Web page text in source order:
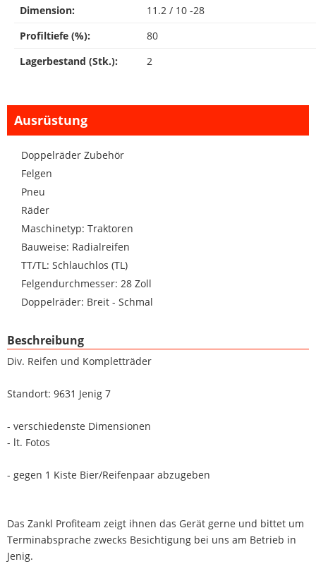
Dimension:
11.2 / 10 -28
Profiltiefe (%):
80
Lagerbestand (Stk.):
2
Ausrüstung
Doppelräder Zubehör
Felgen
Pneu
Räder
Maschinetyp: Traktoren
Bauweise: Radialreifen
TT/TL: Schlauchlos (TL)
Felgendurchmesser: 28 Zoll
Doppelräder: Breit - Schmal
Beschreibung
Div. Reifen und Kompletträder
Standort: 9631 Jenig 7
- verschiedenste Dimensionen
- lt. Fotos
- gegen 1 Kiste Bier/Reifenpaar abzugeben
Das Zankl Profiteam zeigt ihnen das Gerät gerne und bittet um
Terminabsprache zwecks Besichtigung bei uns am Betrieb in
Jenig.